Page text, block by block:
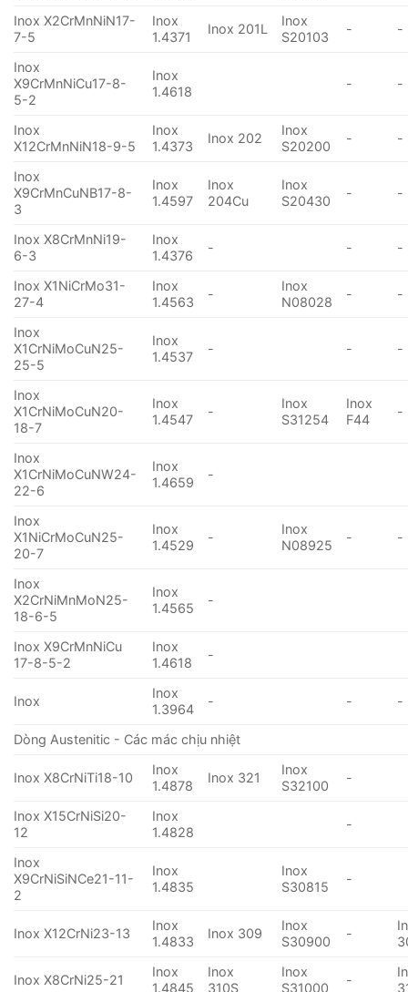
Inox X2CrMnNiN17-
7-5
Inox
1.4371
Inox 201L
Inox
S20103
- -
Inox
X9CrMnNiCu17-8-
5-2
Inox
1.4618
- -
Inox
X12CrMnNiN18-9-5
Inox
1.4373
Inox 202
Inox
S20200
- -
Inox
X9CrMnCuNB17-8-
3
Inox
1.4597
Inox
204Cu
Inox
S20430
- -
Inox X8CrMnNi19-
6-3
Inox
1.4376
- - -
Inox X1NiCrMo31-
27-4
Inox
1.4563
-
Inox
N08028
- -
Inox
X1CrNiMoCuN25-
25-5
Inox
1.4537
- - -
Inox
X1CrNiMoCuN20-
18-7
Inox
1.4547
-
Inox
S31254
Inox
F44
-
Inox
X1CrNiMoCuNW24-
22-6
Inox
1.4659
-
Inox
X1NiCrMoCuN25-
20-7
Inox
1.4529
-
Inox
N08925
- -
Inox
X2CrNiMnMoN25-
18-6-5
Inox
1.4565
-
Inox X9CrMnNiCu
17-8-5-2
Inox
1.4618
-
Inox
Inox
1.3964
- - -
Dòng Austenitic - Các mác chịu nhiệt
Inox X8CrNiTi18-10
Inox
1.4878
Inox 321
Inox
S32100
-
Inox X15CrNiSi20-
12
Inox
1.4828
-
Inox
X9CrNiSiNCe21-11-
2
Inox
1.4835
Inox
S30815
-
Inox X12CrNi23-13
Inox
1.4833
Inox 309
Inox
S30900
-
Inox X8CrNi25-21
Inox
1.4845
Inox
310S
Inox
S31000
-